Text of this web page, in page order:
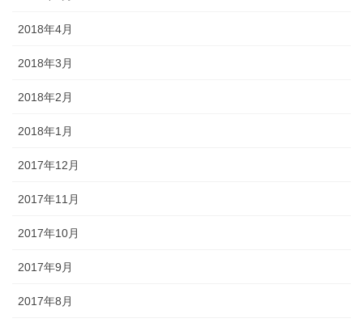
2018年4月
2018年3月
2018年2月
2018年1月
2017年12月
2017年11月
2017年10月
2017年9月
2017年8月